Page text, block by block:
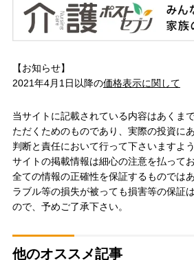
【お知らせ】
2021年4月1日以降の価格表示に関して
当サイトに記載されている内容はあくま
ただくためのものであり、実際の投資に
判断と責任において行って下さいますよ
サイトの掲載情報は細心の注意を払って
全ての情報の正確性を保証するものでは
ラブル等の損失が被っても損害等の保証
ので、予めご了承下さい。
他のオススメ記事